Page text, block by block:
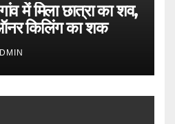
में मिला छात्रा का शव,
किलिंग का शक